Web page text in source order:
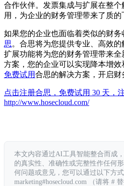
合作伙伴。发票集成与扩展在整
用，为企业的财务管理带来了质的
如果您的企业也面临着类似的财
思。合思将为您提供专业、高效
扩展功能将为您的财务管理带来
方案，您的企业可以实现降本增
免费试用合思的解决方案，开启财
点击注册合思，免费试用 30 天，
http://www.hosecloud.com/
本文内容通过AI工具智能整合而成
的真实性、准确性或完整性作任何
何问题或意见，您可以通过以下方
marketing#hosecloud.com （请将 #